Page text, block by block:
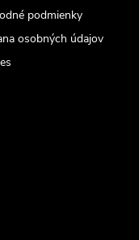
podmienky
osobných údajov